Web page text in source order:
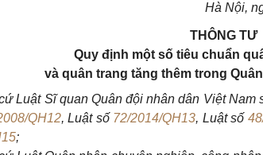
Hà Nội,
THÔNG TƯ
Quy định một số tiêu chuẩn
và quân trang tăng thêm trong
Luật Sĩ quan Quân đội nhân dân Việt Nam
QH12, Luật số 72/2014/QH13, Luật số
;